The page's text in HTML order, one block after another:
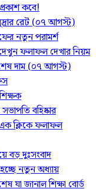
কবে!
রেট (০৭ আগস্ট)
নতুন পরামর্শ
ফলাফল দেখার নিয়ম
দাম (০৭ আগস্ট)
বহিষ্কার
ক্লিকে ফলাফল
বড় দুঃসংবাদ
নতুন অধ্যায়
যা জানাল শিক্ষা বোর্ড